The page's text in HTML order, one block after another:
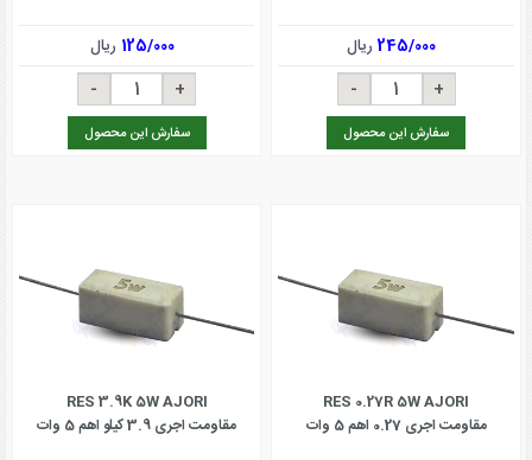
245/000ریال
سفارش این محصول
125/000 ریال
سفارش این محصول
RES 0.27R 5W AJORI
مقاومت اجری 0.27 اهم 5 وات
RES 3.9K 5W AJORI
مقاومت اجری 3.9 کیلو اهم 5 وات